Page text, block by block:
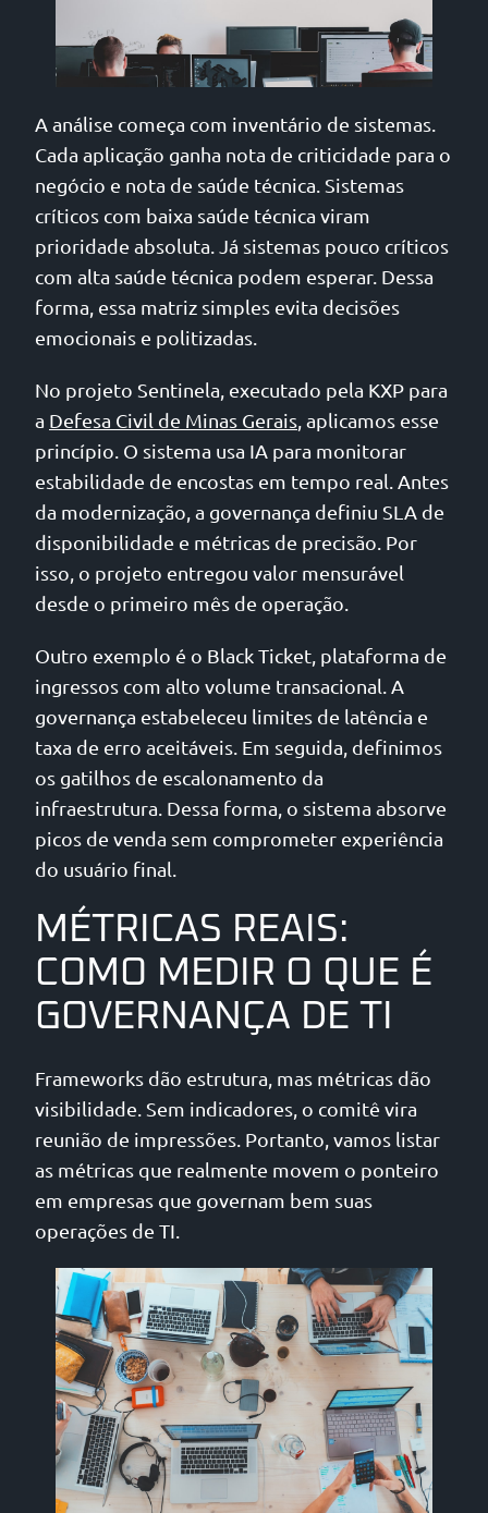
A análise começa com inventário de sistemas.
Cada aplicação ganha nota de criticidade para o
negócio e nota de saúde técnica. Sistemas
críticos com baixa saúde técnica viram
prioridade absoluta. Já sistemas pouco críticos
com alta saúde técnica podem esperar. Dessa
forma, essa matriz simples evita decisões
emocionais e politizadas.
No projeto Sentinela, executado pela KXP para
a Defesa Civil de Minas Gerais , aplicamos esse
princípio. O sistema usa IA para monitorar
estabilidade de encostas em tempo real. Antes
da modernização, a governança definiu SLA de
disponibilidade e métricas de precisão. Por
isso, o projeto entregou valor mensurável
desde o primeiro mês de operação.
Outro exemplo é o Black Ticket, plataforma de
ingressos com alto volume transacional. A
governança estabeleceu limites de latência e
taxa de erro aceitáveis. Em seguida, definimos
os gatilhos de escalonamento da
infraestrutura. Dessa forma, o sistema absorve
picos de venda sem comprometer experiência
do usuário final.
MÉTRICAS REAIS:
COMO MEDIR O QUE É
GOVERNANÇA DE TI
Frameworks dão estrutura, mas métricas dão
visibilidade. Sem indicadores, o comitê vira
reunião de impressões. Portanto, vamos listar
as métricas que realmente movem o ponteiro
em empresas que governam bem suas
operações de TI.